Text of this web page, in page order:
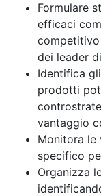
Formulare
efficaci
competitivo
dei leader
Identifica
prodotti
vantaggio
Monitora le
specifico
Organizza